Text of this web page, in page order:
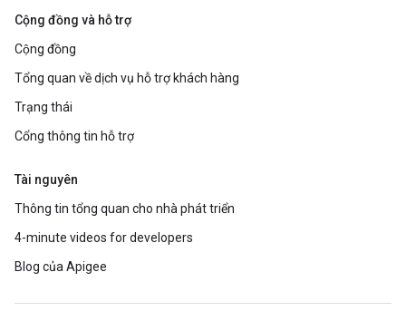
Cộng đồng và hỗ trợ
Cộng đồng
Tổng quan về dịch vụ hỗ trợ khách hàng
Trạng thái
Cổng thông tin hỗ trợ
Tài nguyên
Thông tin tổng quan cho nhà phát triển
4-minute videos for developers
Blog của Apigee